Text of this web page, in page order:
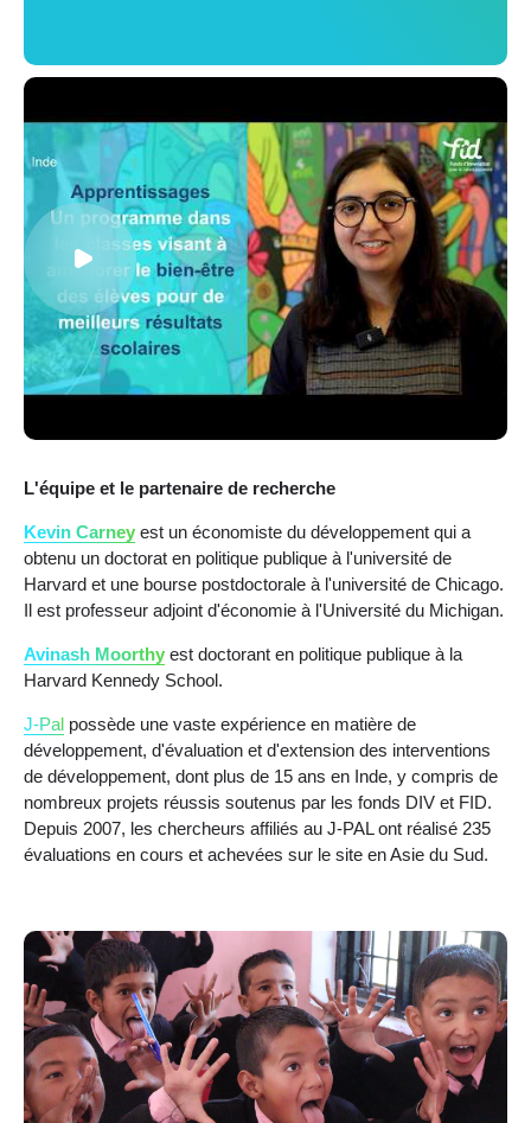
L'équipe et le partenaire de recherche
Kevin Carney est un économiste du développement qui a
obtenu un doctorat en politique publique à l'université de
Harvard et une bourse postdoctorale à l'université de Chicago.
Il est professeur adjoint d'économie à l'Université du Michigan.
Avinash Moorthy est doctorant en politique publique à la
Harvard Kennedy School.
J-Pal possède une vaste expérience en matière de
développement, d'évaluation et d'extension des interventions
de développement, dont plus de 15 ans en Inde, y compris de
nombreux projets réussis soutenus par les fonds DIV et FID.
Depuis 2007, les chercheurs affiliés au J-PAL ont réalisé 235
évaluations en cours et achevées sur le site en Asie du Sud.